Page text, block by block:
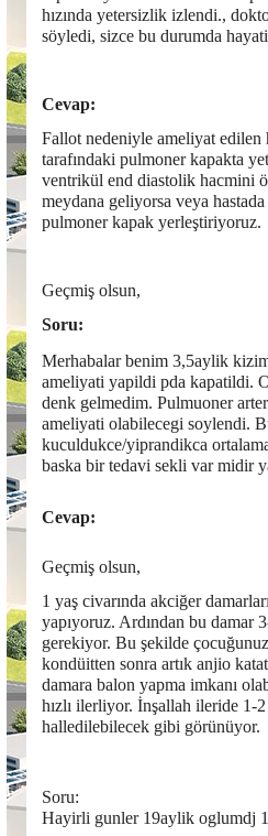
hızında yetersizlik izlendi.,
söyledi, sizce bu durumda
Cevap:
Fallot nedeniyle ameliyat edilen
tarafındaki pulmoner kapakta
ventrikül end diastolik hacmini
meydana geliyorsa veya
pulmoner kapak yerleştiriyoruz.
Geçmiş olsun,
Soru:
Merhabalar benim 3,5aylik
ameliyati yapildi pda kapatildi.
denk gelmedim. Pulmuoner
ameliyati olabilecegi soylendi.
kuculdukce/yiprandikca
baska bir tedavi sekli var midir
Cevap:
Geçmiş olsun,
1 yaş civarında akciğer
yapıyoruz. Ardından bu damar
gerekiyor. Bu şekilde
kondüitten sonra artık anjio
damara balon yapma imkanı
hızlı ilerliyor. İnşallah ileride 1-
halledilebilecek gibi görünüyor.
Soru:
Hayirli gunler 19aylik oglumdj